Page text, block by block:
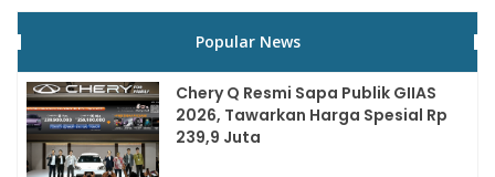
Popular News
Chery Q Resmi Sapa Publik GIIAS
2026, Tawarkan Harga Spesial Rp
239,9 Juta